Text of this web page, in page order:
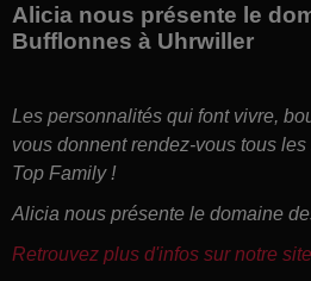
Alicia nous présente le
Bufflonnes à Uhrwiller
Les personnalités qui font vivre,
vous donnent rendez-vous tous
Top Family !
Alicia nous présente le domaine
Retrouvez plus d'infos sur notre